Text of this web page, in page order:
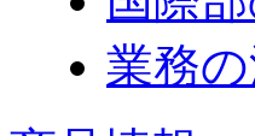
業務